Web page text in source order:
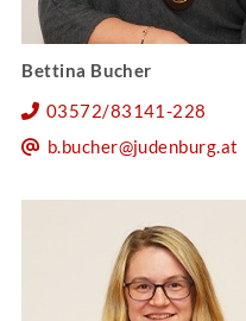
Bettina Bucher
03572/83141-228
b.bucher@judenburg.at